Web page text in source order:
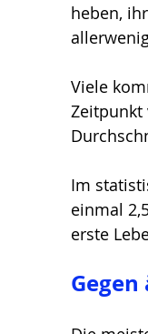
heben,
Viele
Zeitpunkt
Im
einmal
erste